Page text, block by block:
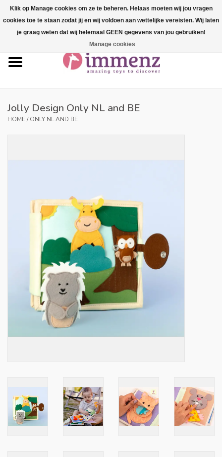
Our brands
Jolly Design Only NL and BE
HOME/ONLY NL AND BE
Klik op Manage cookies om ze te beheren. Helaas moeten wij jou vragen
cookies toe te staan zodat jij en wij voldoen aan wettelijke vereisten. Wij laten
je graag weten dat wij helemaal GEEN gegevens van jou gebruiken!
Manage cookies